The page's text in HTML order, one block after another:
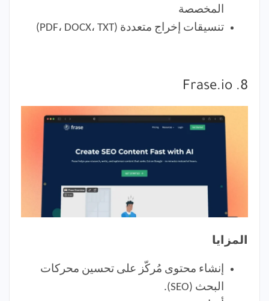
المخصصة
تنسيقات إخراج متعددة (PDF، DOCX، TXT)
8. Frase.io
المزايا
إنشاء محتوى مُركّز على تحسين محركات
البحث (SEO).